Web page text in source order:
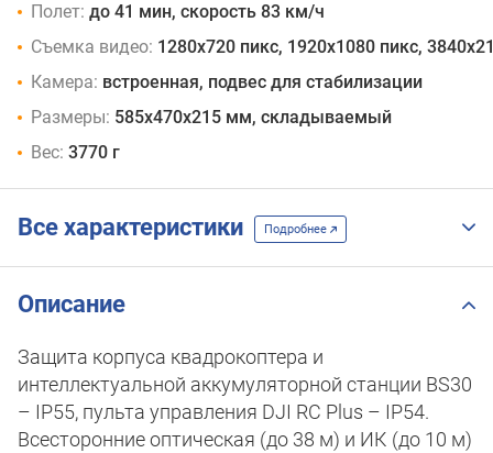
Полет: до 41 мин, скорость 83 км/ч
Съемка видео: 1280x720 пикс, 1920x1080 пикс,
Камера: встроенная, подвес для стабилизации
Размеры: 585x470x215 мм, складываемый
Вес: 3770 г
Все характеристики Подробнее
Описание
Защита корпуса квадрокоптера и
интеллектуальной аккумуляторной станции BS30
– IP55, пульта управления DJI RC Plus – IP54.
Всесторонние оптическая (до 38 м) и ИК (до 10 м)